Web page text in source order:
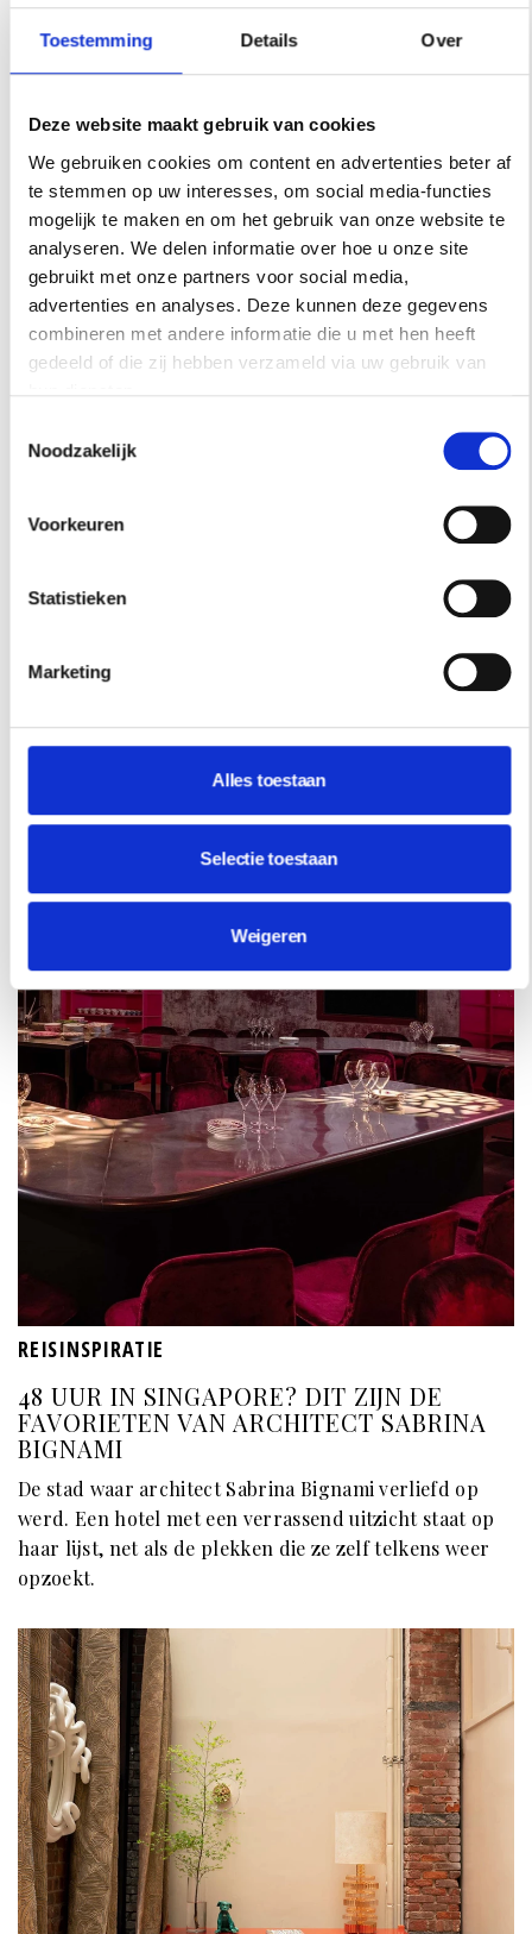
Toestemming Details Over
Deze website maakt gebruik van cookies
We gebruiken cookies om content en advertenties beter af
te stemmen op uw interesses, om social media-functies
mogelijk te maken en om het gebruik van onze website te
analyseren. We delen informatie over hoe u onze site
gebruikt met onze partners voor social media,
advertenties en analyses. Deze kunnen deze gegevens
combineren met andere informatie die u met hen heeft
gedeeld of die zij hebben verzameld via uw gebruik van
Noodzakelijk
Voorkeuren
Statistieken
Marketing
Alles toestaan
Selectie toestaan
Weigeren
SCHOONHEIDSSALONS VAN AMSTERDAM
Vier schoonheidssalons in Amsterdam waar je niet
interieur. Ontdek de mooiste beautyplekken van de
REISINSPIRATIE
48 UUR IN SINGAPORE? DIT ZIJN DE
FAVORIETEN VAN ARCHITECT SABRINA
BIGNAMI
De stad waar architect Sabrina Bignami verliefd op
werd. Een hotel met een verrassend uitzicht staat op
haar lijst, net als de plekken die ze zelf telkens weer
opzoekt.